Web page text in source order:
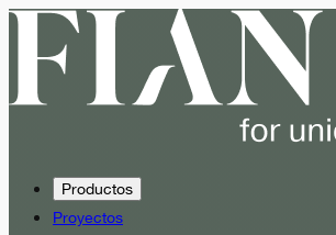
Productos
Proyectos